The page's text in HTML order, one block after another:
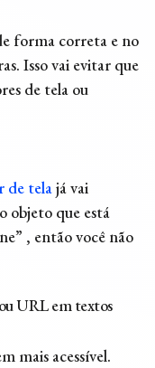
forma correta e no
Isso vai evitar que
de tela ou
de telajá vai
objeto que está
, então você não
URL em textos
mais acessível.